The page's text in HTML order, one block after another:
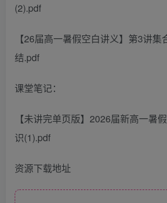
(2).pdf
【26届高一暑假空白讲义】第3讲
结.pdf
课堂笔记：
【未讲完单页版】2026届新高一暑
识(1).pdf
资源下载地址